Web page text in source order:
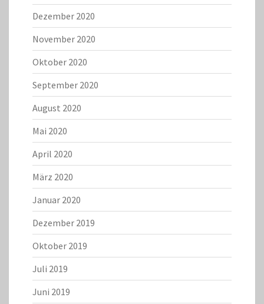
Dezember 2020
November 2020
Oktober 2020
September 2020
August 2020
Mai 2020
April 2020
März 2020
Januar 2020
Dezember 2019
Oktober 2019
Juli 2019
Juni 2019